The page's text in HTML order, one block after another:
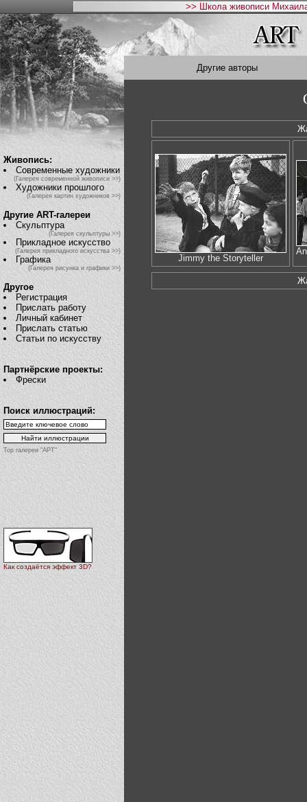
>> Школа живописи
Живопись:
Современные художники
(Галерея современной живописи >>)
Художники прошлого
(Галерея картин художников >>)
Другие ART-галереи
Скульптура
(Галерея скульптуры >>)
Прикладное искусство
(Галерея прикладного искусства >>)
Графика
(Галерея рисунка и графики >>)
Другое
Регистрация
Прислать работу
Личный кабинет
Прислать статью
Статьи по искусству
Партнёрские проекты:
Фрески
Поиск иллюстраций:
Top галереи "АРТ"
Как создаётся эффект 3D?
Другие авторы
Jimmy the Storyteller